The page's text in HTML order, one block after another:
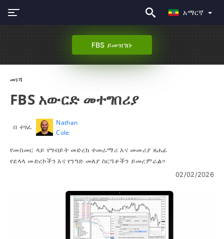
አማርኛ
FBS ይመዝገቡ
መነሻ
FBS አውርድ መተግበሪያ
በ ተፃፈ
Nathan
Cole
የመስመር ላይ የግብይት መድረክ ተመራማሪ እና መመሪያ ጸሐፊ
የደላላ መድረኮችን እና የንግድ መለያ ስርዓቶችን ይመረምራል።
02/02/2026